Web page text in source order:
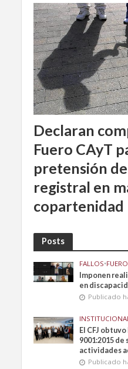
Declaran
Fuero CAyT
pretensión
registral en
copartenidad
Posts
FALLOS•
Imponen
en
Publicado
El CFJ
9001:2015
actividades
Publicado